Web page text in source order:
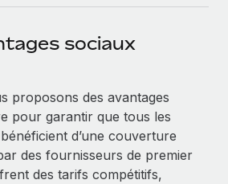
processus avec des outils essentiels
d’experts sur les RH à
conformité
de la tech
l’international de manière flexible
vos opportunités de partenariat
Bientôt disponible
et automatisations assistées par
et les talents
sociaux
proposons des avantages
pour garantir que tous les
d’une couverture
des fournisseurs de premier
des tarifs compétitifs,